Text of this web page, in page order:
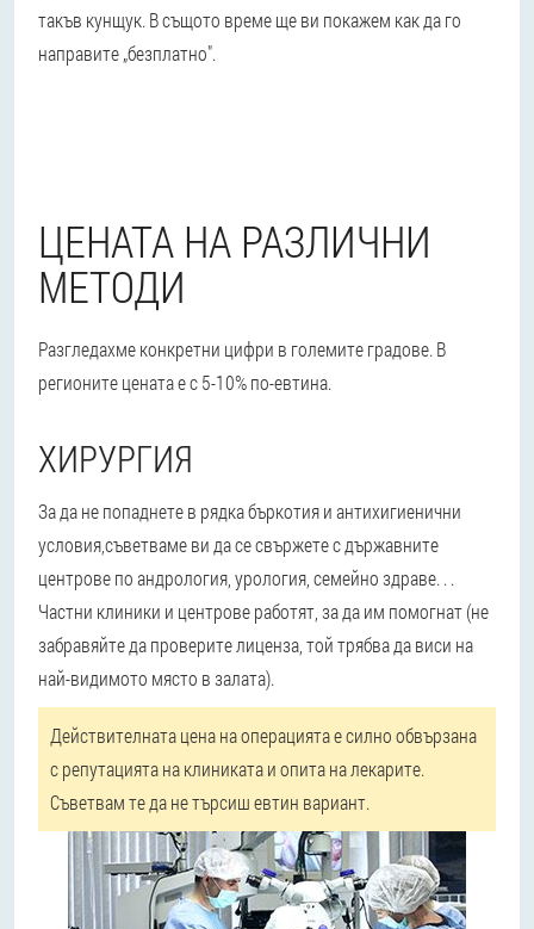
такъв кунщук. В същото време ще ви покажем как да го
направите „безплатно".
ЦЕНАТА НА РАЗЛИЧНИ
МЕТОДИ
Разгледахме конкретни цифри в големите градове. В
регионите цената е с 5-10% по-евтина.
ХИРУРГИЯ
За да не попаднете в рядка бъркотия и антихигиенични
условия,съветваме ви да се свържете с държавните
центрове по андрология, урология, семейно здраве. . .
Частни клиники и центрове работят, за да им помогнат (не
забравяйте да проверите лиценза, той трябва да виси на
най-видимото място в залата).
Действителната цена на операцията е силно обвързана
с репутацията на клиниката и опита на лекарите.
Съветвам те да не търсиш евтин вариант.